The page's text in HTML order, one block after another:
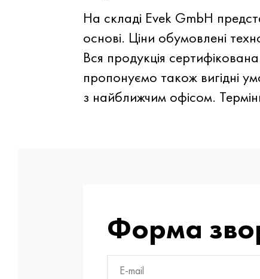
На складі Evek GmbH
основі. Ціни обумовлені
Вся продукція
пропонуємо також вигідні
з найближчим офісом.
Форма